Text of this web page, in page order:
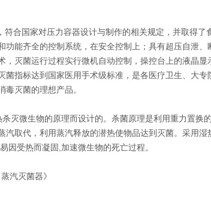
合国家对压力容器设计与制作的相关规定，并取得
功能齐全的控制系统，在安全控制上；具有超压自泄
，灭菌运行过程实行微机自动控制，操控台上的液晶
菌指标达到国家医用手术级标准，是各医疗卫生、大
灭菌的理想产品。
灭微生物的原理而设计的。杀菌原理是利用重力置换
汽取代，利用蒸汽释放的潜热使物品达到灭菌。采用
因受热而凝固,加速微生物的死亡过程。
汽灭菌器》